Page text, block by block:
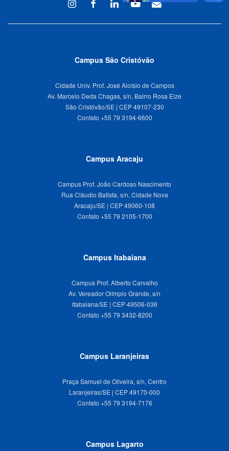
InstagramFacebook
LinkedinYoutubeWEBMAIL
Campus São Cristóvão
Cidade Univ. Prof. José Aloísio de Campos
Av. Marcelo Deda Chagas, s/n, Bairro Rosa Elze
São Cristóvão/SE | CEP 49107-230
Campus Aracaju
Campus Prof. João Cardoso Nascimento
Rua Cláudio Batista, s/n, Cidade Nova
Aracaju/SE | CEP 49060-108
Campus Itabaiana
Campus Prof. Alberto Carvalho
Av. Vereador Olímpio Grande, s/n
Itabaiana/SE | CEP 49506-036
Campus Laranjeiras
Praça Samuel de Oliveira, s/n, Centro
Laranjeiras/SE | CEP 49170-000
Campus Lagarto